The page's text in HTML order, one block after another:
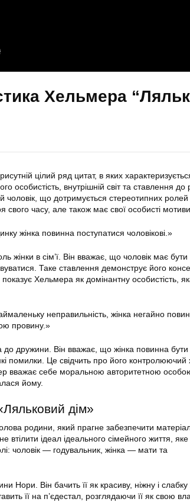
Хельмера
цілий ряд цитат, в яких
особистість, внутрішній світ та ставлення до
що дотримується стереотипних ролей
свого часу, але також має свої особисті мотиви
жінка повинна поступатися чоловікові.»
жінки в сім’ї. Він вважає, що чоловік має
Таке ставлення демонструє його
показує Хельмера як домінантну особистість,
неправильність, жінка негайно
провину.»
до дружини. Він вважає, що жінка повинна бути
помилки. Це свідчить про його контролюючий
вважає себе моральною авторитетною
йому.
дім»
родини, який прагне забезпечити
втілити ідеал ідеального сімейного життя, яке
чоловік — годувальник, жінка — мати та
Нори. Він бачить її як красиву, ніжну і слабку
її на п’єдестал, розглядаючи її як свою